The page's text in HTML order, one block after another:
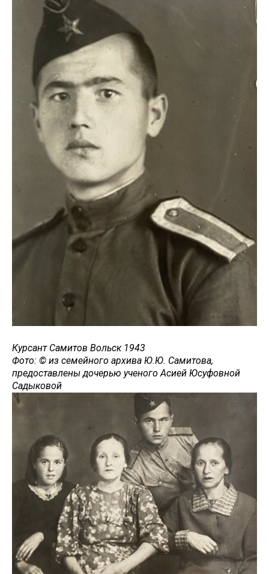
Курсант Самитов Вольск 1943
Фото: © из семейного архива Ю.Ю. Самитова,
предоставлены дочерью ученого Асией Юсуфовной
Садыковой